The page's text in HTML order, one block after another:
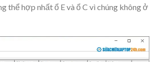
thể hợp nhất ổ E và ổ C vì chúng không ở